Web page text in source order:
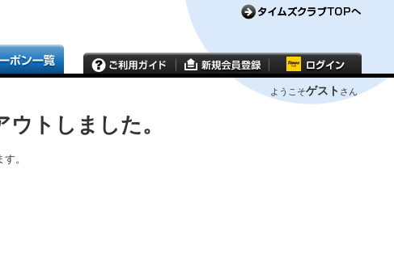
ようこそゲスト さん
トしました。
。